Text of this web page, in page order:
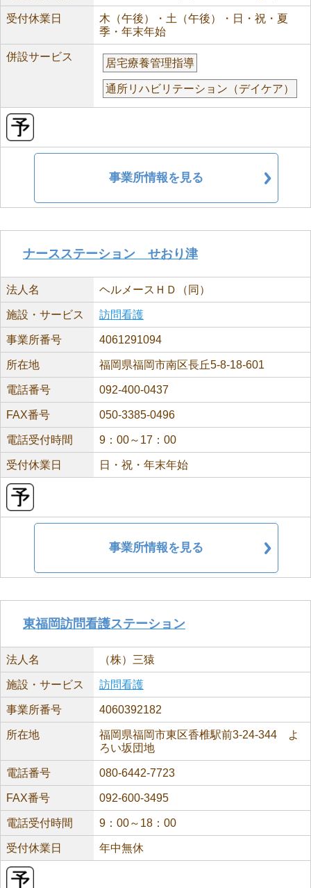
受付休業日
木（午後）・土（午後）・日・祝・夏
季・年末年始
併設サービス
居宅療養管理指導
通所リハビリテーション（デイケア）
事業所情報を見る
ナースステーション せおり津
法人名 ヘルメースＨＤ（同）
施設・サービス 訪問看護
事業所番号 4061291094
所在地 福岡県福岡市南区長丘5-8-18-601
電話番号 092-400-0437
FAX番号 050-3385-0496
電話受付時間 9：00～17：00
受付休業日 日・祝・年末年始
事業所情報を見る
東福岡訪問看護ステーション
法人名 （株）三猿
施設・サービス 訪問看護
事業所番号 4060392182
所在地
福岡県福岡市東区香椎駅前3-24-344 よ
ろい坂団地
電話番号 080-6442-7723
FAX番号 092-600-3495
電話受付時間 9：00～18：00
受付休業日 年中無休